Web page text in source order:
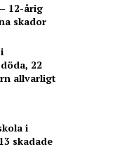
12-årig
skador
22
allvarligt
i
skadade